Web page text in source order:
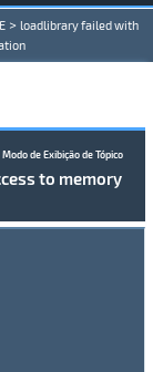
> loadlibrary failed with
Modo de Exibição de Tópico
to memory